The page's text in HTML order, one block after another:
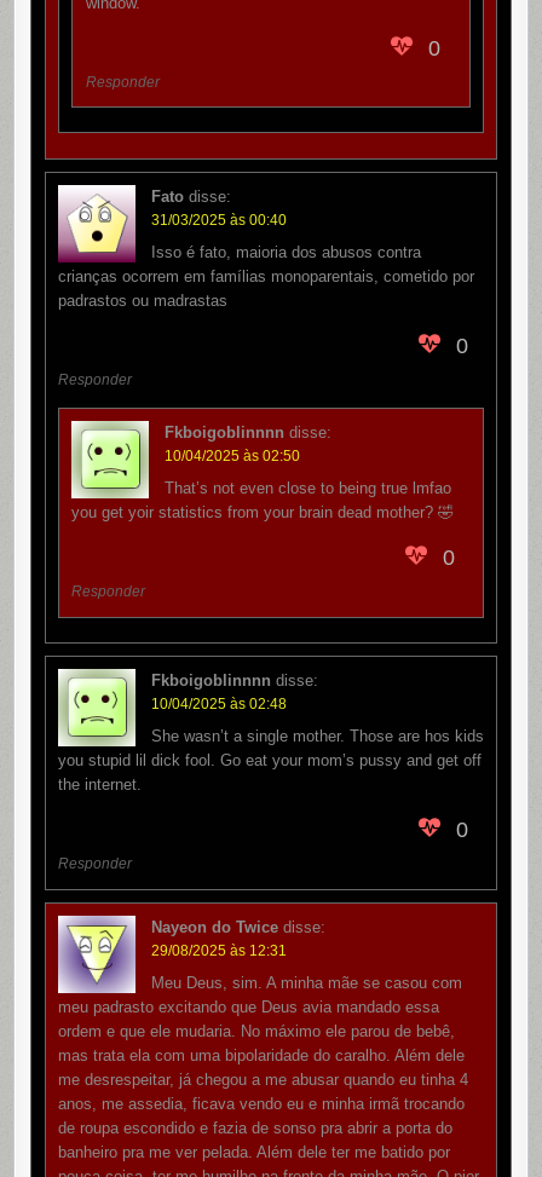
0
Responder
Fato disse:
31/03/2025 às 00:40
Isso é fato, maioria dos abusos contra
crianças ocorrem em famílias monoparentais, cometido por
padrastos ou madrastas
0
Responder
Fkboigoblinnnn disse:
10/04/2025 às 02:50
That’s not even close to being true lmfao
you get yoir statistics from your brain dead mother? 🤣
0
Responder
Fkboigoblinnnn disse:
10/04/2025 às 02:48
She wasn’t a single mother. Those are hos kids
you stupid lil dick fool. Go eat your mom’s pussy and get off
the internet.
0
Responder
Nayeon do Twice disse:
29/08/2025 às 12:31
Meu Deus, sim. A minha mãe se casou com
meu padrasto excitando que Deus avia mandado essa
ordem e que ele mudaria. No máximo ele parou de bebê,
mas trata ela com uma bipolaridade do caralho. Além dele
me desrespeitar, já chegou a me abusar quando eu tinha 4
anos, me assedia, ficava vendo eu e minha irmã trocando
de roupa escondido e fazia de sonso pra abrir a porta do
banheiro pra me ver pelada. Além dele ter me batido por